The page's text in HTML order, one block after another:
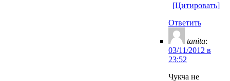
[Цитировать]
Ответить
tanita:
03/11/2012 в
23:52
Чукча не